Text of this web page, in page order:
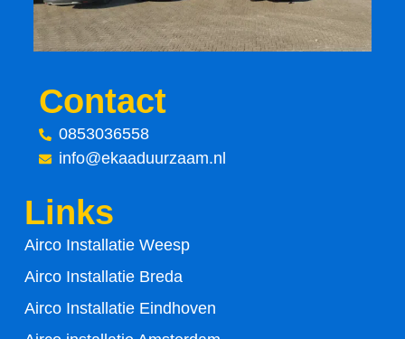
o
o
k
-
e
Contact
0853036558
info@ekaaduurzaam.nl
Links
Airco Installatie Weesp
Airco Installatie Breda
Airco Installatie Eindhoven